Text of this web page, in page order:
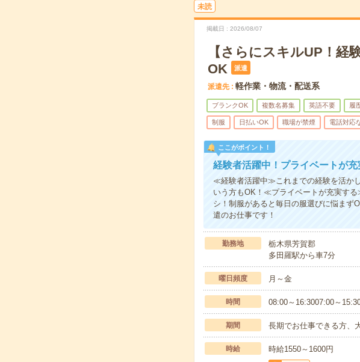
未読
掲載日 2026/08/07
【さらにスキルUP！経
OK
派遣
派遣先 軽作業・物流・配送系
ブランクOK 複数名募集 英語不要 履
制服 日払いOK 職場が禁煙 電話対応
ここがポイント！
経験者活躍中！プライベートが充
≪経験者活躍中≫これまでの経験を活か
いう方もOK！≪プライベートが充実す
シ！制服があると毎日の服選びに悩ま
遣のお仕事です！
勤務地
栃木県芳賀郡
多田羅駅から車7分
曜日頻度 月～金
時間 08:00～16:3007:00～
期間 長期でお仕事できる方、
時給 時給1550～1600円